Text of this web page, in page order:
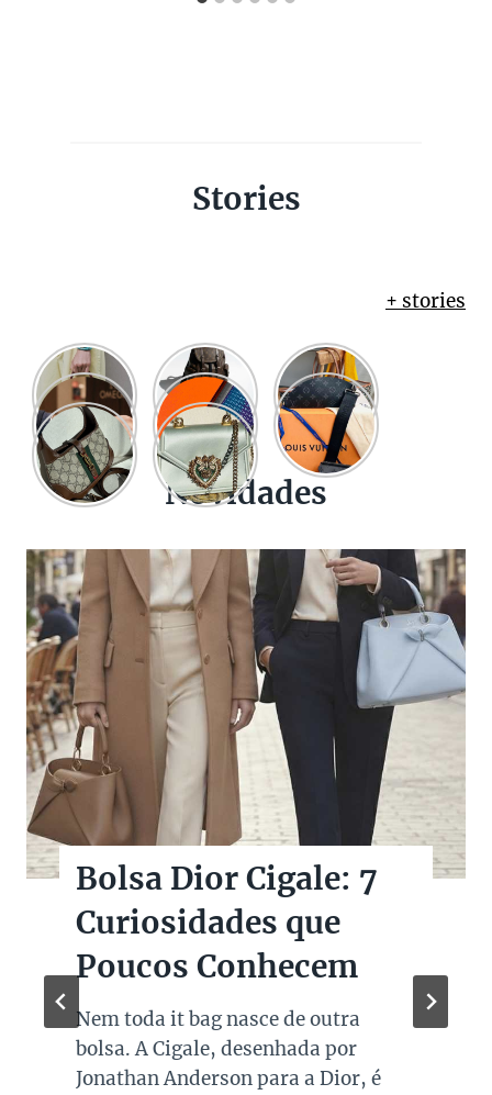
Stories
+ stories
Novidades
Bolsas Pretas de
Marcas de Luxo na
Super Sale dos Pais
Quando falamos de cores de bolsas,
os modelos em preto são os mais
queridos e tradicionais, estando